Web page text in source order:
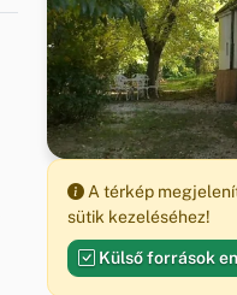
A térkép
sütik kezeléséhez!
Külső források